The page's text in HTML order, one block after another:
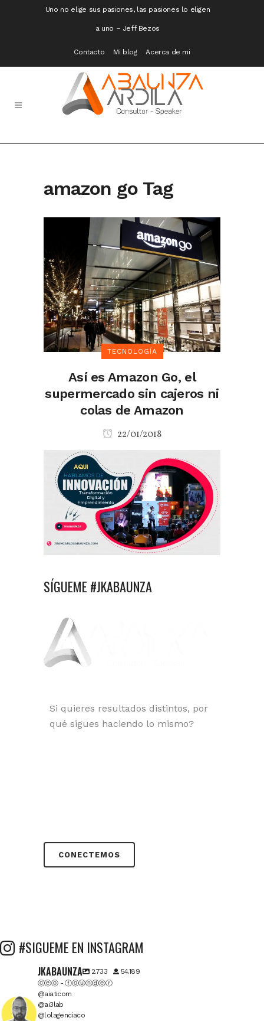
Uno no elige sus pasiones, las pasiones lo eligen
a uno – Jeff Bezos
Contacto Mi blog Acerca de mi
amazon go Tag
TECNOLOGÍA
Así es Amazon Go, el
supermercado sin cajeros ni
colas de Amazon
22/01/2018
SÍGUEME #JKABAUNZA
Si quieres resultados distintos, por
qué sigues haciendo lo mismo?
CONECTEMOS
#SIGUEME EN INSTAGRAM
JKABAUNZA 2.733
54.189
ⓒⓔⓞ - ⓕⓞⓤⓝⓓⓔⓡ
@aiaticom
@ai3lab
@lolagenciaco